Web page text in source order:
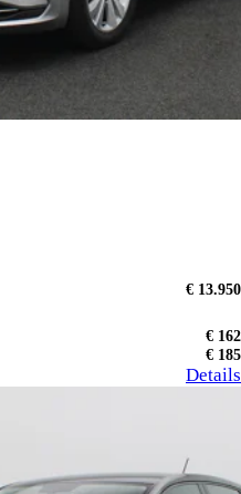
€ 13.950
€ 162
€ 185
Details